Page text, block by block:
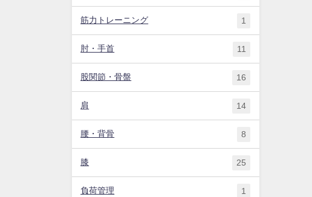
筋力トレーニング 1
肘・手首 11
股関節・骨盤 16
肩 14
腰・背骨 8
膝 25
負荷管理 1